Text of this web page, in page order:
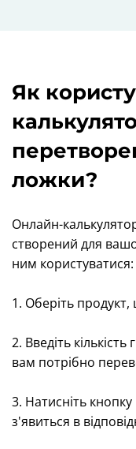
Як
ложки?
Онлайн-
створений для
ним користуватися:
1. Оберіть продукт,
2. Введіть
вам потрібно
3. Натисніть
з'явиться в